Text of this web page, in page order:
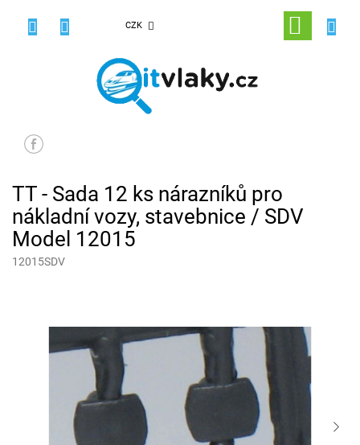
CZK
NÁKUPNÍ
KOŠÍK
TT - Sada 12 ks nárazníků pro
nákladní vozy, stavebnice / SDV
Model 12015
12015SDV